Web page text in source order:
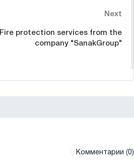
Next
Fire protection services from the
company "SanakGroup"
Комментарии (0)